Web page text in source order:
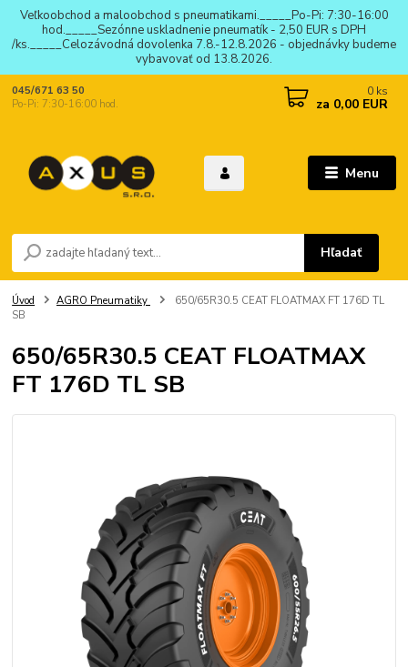
Veľkoobchod a maloobchod s pneumatikami._____Po-Pi: 7:30-16:00
hod._____Sezónne uskladnenie pneumatík - 2,50 EUR s DPH
/ks._____Celozávodná dovolenka 7.8.-12.8.2026 - objednávky budeme
vybavovať od 13.8.2026.
Menu
Hľadať
045/671 63 50
Po-Pi: 7:30-16:00 hod.
0 ks
za 0,00 EUR
Úvod AGRO Pneumatiky
650/65R30.5 CEAT FLOATMAX FT 176D TL
SB
650/65R30.5 CEAT FLOATMAX
FT 176D TL SB